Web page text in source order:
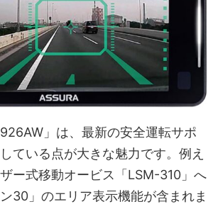
926AW」は、最新の安全運転サポ
ている点が大きな魅力です。例え
ー式移動オービス「LSM-310」へ
30」のエリア表示機能が含まれま